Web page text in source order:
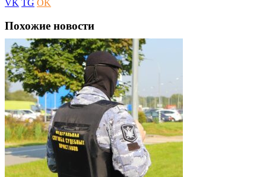
VK TG OK
Похожие новости